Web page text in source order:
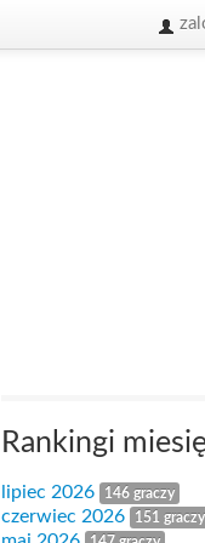
Rankingi
lipiec 2026 146 graczy
czerwiec 2026 151 graczy